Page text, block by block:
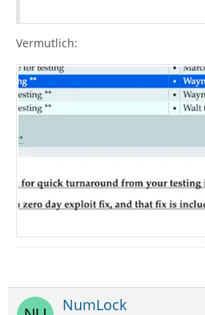
Vermutlich:
NumLock